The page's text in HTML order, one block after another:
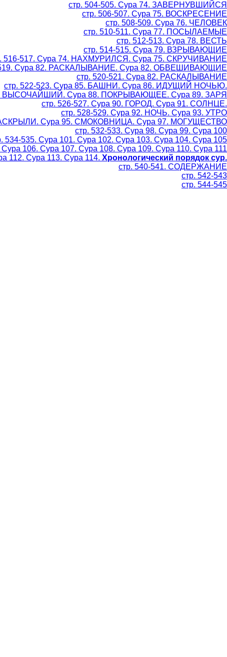
стр. 504-505. Сура 74. ЗАВЕРНУВШИЙСЯ
стр. 506-507. Сура 75. ВОСКРЕСЕНИЕ
стр. 508-509. Сура 76. ЧЕЛОВЕК
стр. 510-511. Сура 77. ПОСЫЛАЕМЫЕ
стр. 512-513. Сура 78. ВЕСТЬ
стр. 514-515. Сура 79. ВЗРЫВАЮЩИЕ
516-517. Сура 74. НАХМУРИЛСЯ. Сура 75. СКРУЧИВАНИЕ
519. Сура 82. РАСКАЛЫВАНИЕ. Сура 82. ОБВЕШИВАЮЩИЕ
стр. 520-521. Сура 82. РАСКАЛЫВАНИЕ
стр. 522-523. Сура 85. БАШНИ. Сура 86. ИДУЩИЙ НОЧЬЮ.
ВЫСОЧАЙШИЙ. Сура 88. ПОКРЫВАЮЩЕЕ. Сура 89. ЗАРЯ
стр. 526-527. Сура 90. ГОРОД. Сура 91. СОЛНЦЕ.
стр. 528-529. Сура 92. НОЧЬ. Сура 93. УТРО
Сура 95. СМОКОВНИЦА. Сура 97. МОГУЩЕСТВО
стр. 532-533. Сура 98. Сура 99. Сура 100
534-535. Сура 101. Сура 102. Сура 103. Сура 104. Сура 105
Сура 106. Сура 107. Сура 108. Сура 109. Сура 110. Сура 111
112. Сура 113. Сура 114. Хронологический порядок сур.
стр. 540-541. СОДЕРЖАНИЕ
стр. 542-543
стр. 544-545